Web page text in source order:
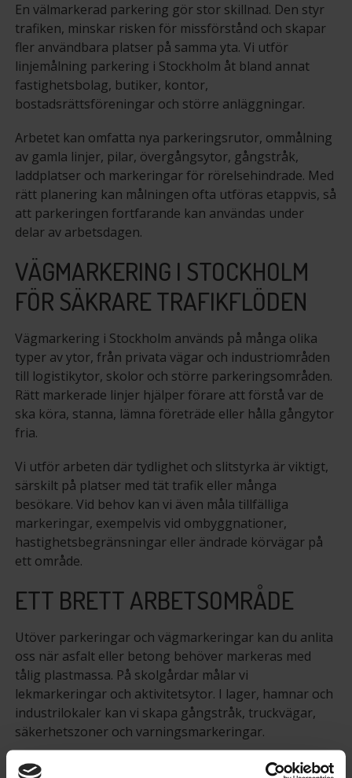
En välmarkerad parkering gör stor skillnad. Den styr
trafiken, minskar risken för missförstånd och skapar
fler användbara platser på samma yta. Vi utför
linjemålning parkering i Stockholm åt bland annat
fastighetsbolag, butiker, kontor,
bostadsrättsföreningar och större anläggningar.
Arbetet kan omfatta nya parkeringsrutor, ommålning
av gamla linjer, pilar, övergångsytor, gångstråk,
laddplatser och markeringar för rörelsehindrade. Med
rätt planering kan målningen ofta utföras etappvis, så
att parkeringen fortfarande kan användas under
delar av arbetsdagen.
VÄGMARKERING I STOCKHOLM
FÖR SÄKRARE TRAFIKFLÖDEN
Vägmarkering i Stockholm används på många olika
typer av ytor, från privata vägar och industriområden
till logistikytor, skolor och större parkeringsområden.
Rätt markerade linjer hjälper förare att förstå var de
ska köra, stanna, lämna företräde eller hålla gångytor
fria.
Vi utför arbeten där tydlighet och slitstyrka är viktigt,
särskilt på platser med tät trafik eller många
besökare. Vid behov kan vi även måla tillfälliga
markeringar, exempelvis vid ombyggnationer,
hastighetsbegränsningar eller ändrade körvägar på
ett område.
ETT BRETT ARBETSOMRÅDE
Utöver parkeringar och vägmarkeringar kan du anlita
oss när asfalt eller betong behöver markeras med
tålig plastmassa. På skolgårdar målar vi
lekmarkeringar och aktivitetsytor. I lager, hamnar och
industrilokaler kan vi skapa gångstråk, truckvägar,
säkerhetszoner och varningsmarkeringar.
Vid trappor, avsatser och nivåskillnader kan tydliga